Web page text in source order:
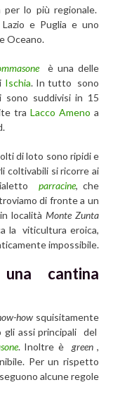
lo più regionale.
e Puglia e uno
Oceano.
è una delle
Ischia. In tutto sono
suddivisi in 15
tra Lacco Ameno a
di loto sono ripidi e
coltivabili si ricorre ai
parracine, che
di fronte a un
località Monte Zunta
la viticultura eroica,
impossibile.
cantina
how squisitamente
gli assi principali del
. Inoltre è green,
Per un rispetto
alcune regole